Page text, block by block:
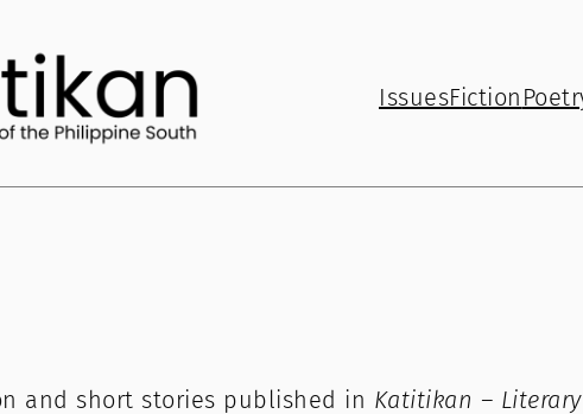
IssuesFiction
and short stories published in Katitikan –